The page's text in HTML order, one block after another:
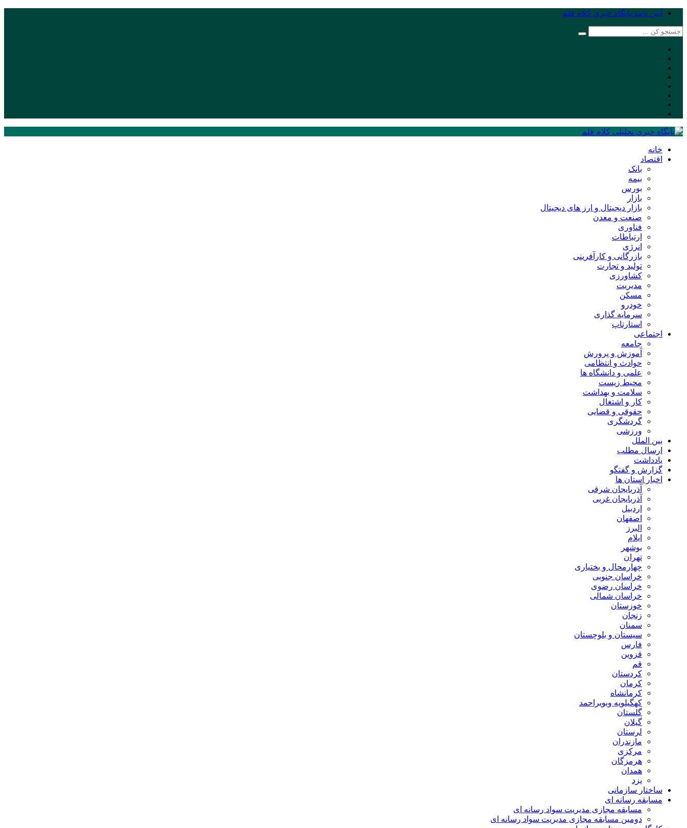
آیین نامه پایگاه خبری کلام قلم
خانه
اقتصاد
بانک
بیمه
بورس
بازار
بازار دیجیتال و ارز های دیجیتال
صنعت و معدن
فناوری
ارتباطات
انرژی
بازرگانی و کارآفرینی
تولید و تجارت
کشاورزی
مدیریت
مسکن
خودرو
سرمایه گذاری
استارتاپ
اجتماعی
جامعه
آموزش و پرورش
حوادث و انتظامی
علمی و دانشگاه ها
محیط زیست
سلامت و بهداشت
کار و اشتغال
حقوقی و قضایی
گردشگری
ورزشی
بین الملل
ارسال مطلب
یادداشت
گزارش و گفتگو
اخبار استان ها
آذربایجان شرقی
آذربایجان غربی
اردبیل
اصفهان
البرز
ایلام
بوشهر
تهران
چهارمحال و بختیاری
خراسان جنوبی
خراسان رضوی
خراسان شمالی
خوزستان
زنجان
سمنان
سیستان و بلوچستان
فارس
قزوین
قم
کردستان
کرمان
کرمانشاه
کهگیلویه وبویراحمد
گلستان
گیلان
لرستان
مازندران
مرکزی
هرمزگان
همدان
یزد
ساختار سازمانی
مسابقه رسانه ای
مسابقه مجازی مدیریت سواد رسانه ای
دومین مسابقه مجازی مدیریت سواد رسانه ای